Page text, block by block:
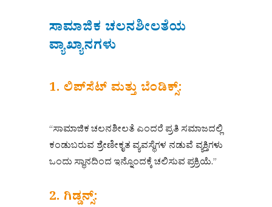
ಸಾಮಾಜಿಕ ಚಲನಶೀಲತೆಯ
ವ್ಯಾಖ್ಯಾನಗಳು
1. ಲಿಪ್‌ಸೆಟ್ ಮತ್ತು ಬೆಂಡಿಕ್ಸ್:
“ಸಾಮಾಜಿಕ ಚಲನಶೀಲತೆ ಎಂದರೆ ಪ್ರತಿ ಸಮಾಜದಲ್ಲಿ
ಕಂಡುಬರುವ ಶ್ರೇಣೀಕೃತ ವ್ಯವಸ್ಥೆಗಳ ನಡುವೆ ವ್ಯಕ್ತಿಗಳು
ಒಂದು ಸ್ಥಾನದಿಂದ ಇನ್ನೊಂದಕ್ಕೆ ಚಲಿಸುವ ಪ್ರಕ್ರಿಯೆ.”
2. ಗಿಡ್ಡನ್ಸ್: